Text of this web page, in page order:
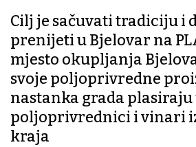
Cilj je sačuvati tradiciju i
prenijeti u Bjelovar na
mjesto okupljanja
svoje poljoprivredne
nastanka grada plasiraju
poljoprivrednici i vinari
kraja